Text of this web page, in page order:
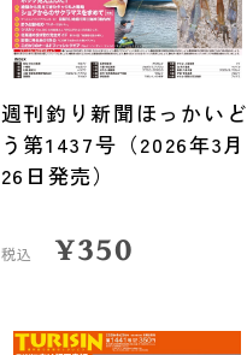
週刊釣り新聞ほっかいど
う第1437号（2026年3月
26日発売）
税込 ¥350